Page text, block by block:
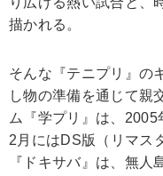
描かれる。
そんな『テニプリ』の
し物の準備を通じて親
ム『学プリ』は、
2月にはDS版（リマス
『ドキサバ』は、無人